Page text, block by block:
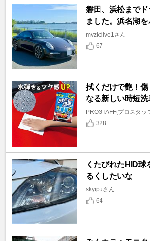
磐田、浜松までド
ました。浜名湖
myzkdive1さん
67
拭くだけで艶！傷
なる新しい時短洗
PROSTAFF(プロスタッ
328
くたびれたHID球
るくしたいな
skyipuさん
64